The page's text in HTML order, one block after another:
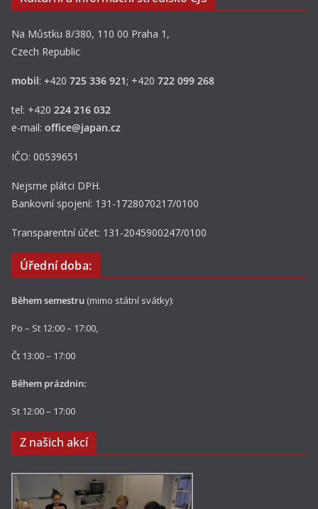
Na Můstku 8/380, 110 00 Praha 1,
Czech Republic
mobil: +420 725 336 921; +420 722 099 268
tel: +420 224 216 032
e-mail: office@japan.cz
IČO: 00539651
Nejsme plátci DPH.
Bankovní spojení: 131-1728070217/0100
Transparentní účet: 131-2045900247/0100
Úřední doba:
Během semestru (mimo státní svátky):
Po – St 12:00 – 17:00,
Čt 13:00 – 17:00
Během prázdnin:
St 12:00 – 17:00
Z našich akcí